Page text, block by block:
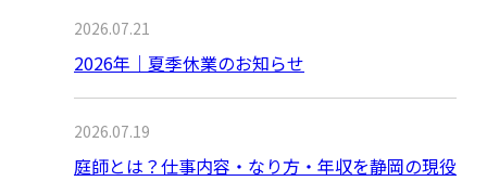
2026.07.21
2026年｜夏季休業のお知らせ
2026.07.19
庭師とは？仕事内容・なり方・年収を静岡の現役